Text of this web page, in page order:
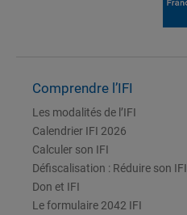
Comprendre l’IFI
Les modalités de l’IFI
Calendrier IFI 2026
Calculer son IFI
Défiscalisation : Réduire son IFI
Don et IFI
Le formulaire 2042 IFI